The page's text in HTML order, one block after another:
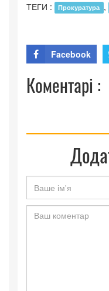
ТЕГИ :
Прокуратура ,
Facebook
Коментарі :